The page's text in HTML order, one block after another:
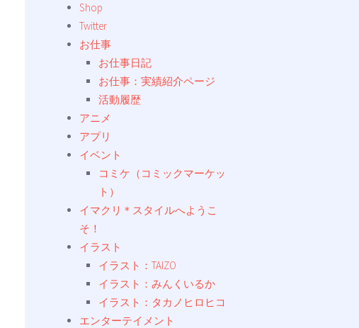
Shop
Twitter
お仕事
お仕事日記
お仕事：実績紹介ページ
活動履歴
アニメ
アプリ
イベント
コミケ（コミックマーケッ
ト）
イマクリ＊スタイルへようこ
そ！
イラスト
イラスト：TAIZO
イラスト：みんくいるか
イラスト：タカノヒロヒコ
エンターテイメント